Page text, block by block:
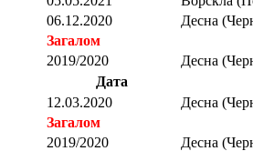
06.12.2020
Десна
Загалом
2019/2020
Десна
Дата
12.03.2020
Десна
Загалом
2019/2020
Десна